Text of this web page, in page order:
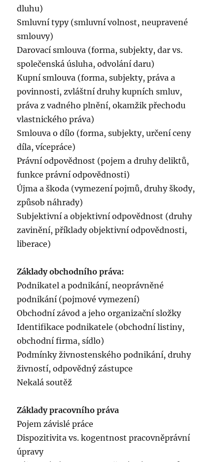
dluhu)
Smluvní typy (smluvní volnost, neupravené
smlouvy)
Darovací smlouva (forma, subjekty, dar vs.
společenská úsluha, odvolání daru)
Kupní smlouva (forma, subjekty, práva a
povinnosti, zvláštní druhy kupních smluv,
práva z vadného plnění, okamžik přechodu
vlastnického práva)
Smlouva o dílo (forma, subjekty, určení ceny
díla, vícepráce)
Právní odpovědnost (pojem a druhy deliktů,
funkce právní odpovědnosti)
Újma a škoda (vymezení pojmů, druhy škody,
způsob náhrady)
Subjektivní a objektivní odpovědnost (druhy
zavinění, příklady objektivní odpovědnosti,
liberace)
Základy obchodního práva:
Podnikatel a podnikání, neoprávněné
podnikání (pojmové vymezení)
Obchodní závod a jeho organizační složky
Identifikace podnikatele (obchodní listiny,
obchodní firma, sídlo)
Podmínky živnostenského podnikání, druhy
živností, odpovědný zástupce
Nekalá soutěž
Základy pracovního práva
Pojem závislé práce
Dispozitivita vs. kogentnost pracovněprávní
úpravy